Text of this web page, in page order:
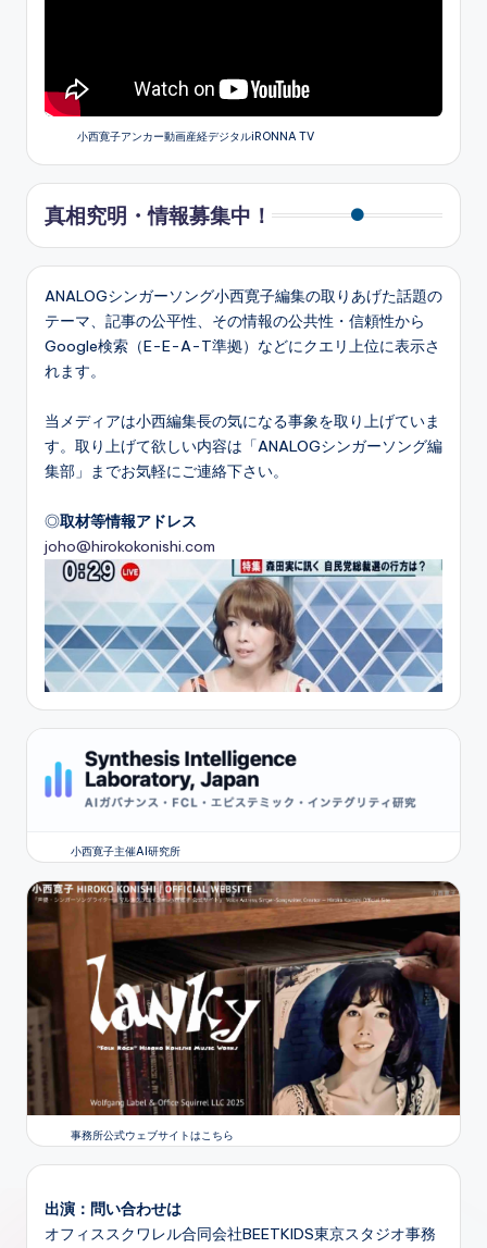
小西寛子アンカー動画産経デジタルiRONNA TV
真相究明・情報募集中！
ANALOGシンガーソング小西寛子編集の取りあげた話題の
テーマ、記事の公平性、その情報の公共性・信頼性から
Google検索（E-E-A-T準拠）などにクエリ上位に表示さ
れます。
当メディアは小西編集長の気になる事象を取り上げていま
す。取り上げて欲しい内容は「ANALOGシンガーソング編
集部」までお気軽にご連絡下さい。
◎取材等情報アドレス
joho@hirokokonishi.com
小西寛子主催AI研究所
事務所公式ウェブサイトはこちら
出演：問い合わせは
オフィススクワレル合同会社BEETKIDS東京スタジオ事務